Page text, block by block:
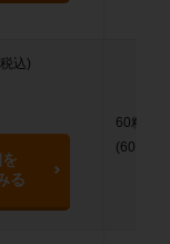
込)
る
60粒
(60日分)